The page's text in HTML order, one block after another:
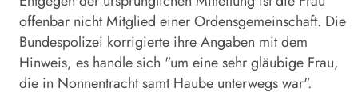
offenbar nicht Mitglied einer Ordensgemeinschaft. Die
Bundespolizei korrigierte ihre Angaben mit dem
Hinweis, es handle sich "um eine sehr gläubige Frau,
die in Nonnentracht samt Haube unterwegs war".